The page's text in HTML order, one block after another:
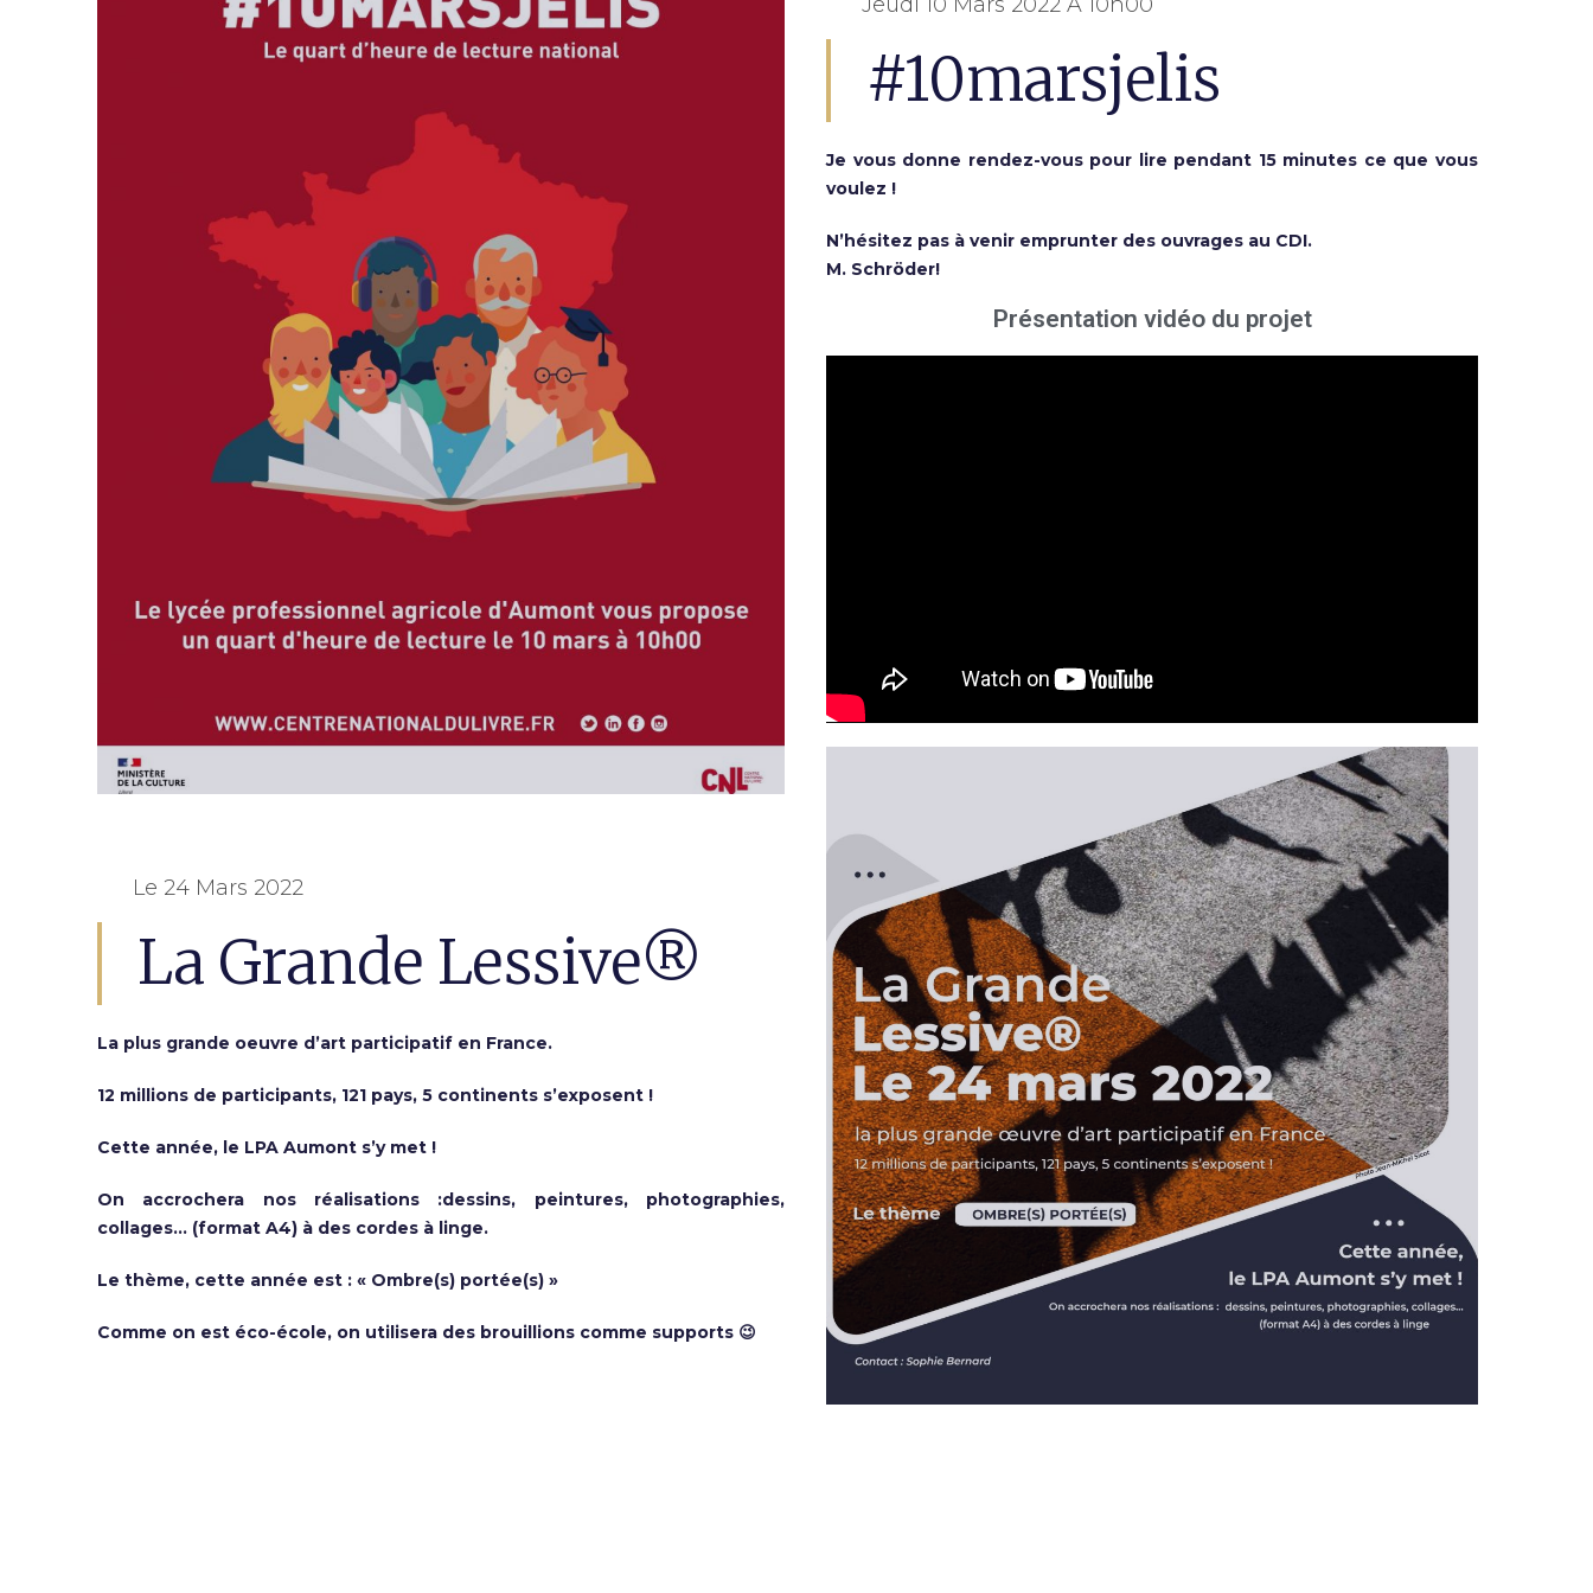
Le 24 Mars 2022
La Grande Lessive®
La plus grande oeuvre d’art participatif en France.
12 millions de participants, 121 pays, 5 continents s’exposent !
Cette année, le LPA Aumont s’y met !
On accrochera nos réalisations :dessins, peintures, photographies,
collages… (format A4) à des cordes à linge.
Le thème, cette année est : « Ombre(s) portée(s) »
Comme on est éco-école, on utilisera des brouillions comme supports 😉
#10marsjelis
Je vous donne rendez-vous pour lire pendant 15 minutes ce que vous
voulez !
N’hésitez pas à venir emprunter des ouvrages au CDI.
M. Schröder!
Présentation vidéo du projet